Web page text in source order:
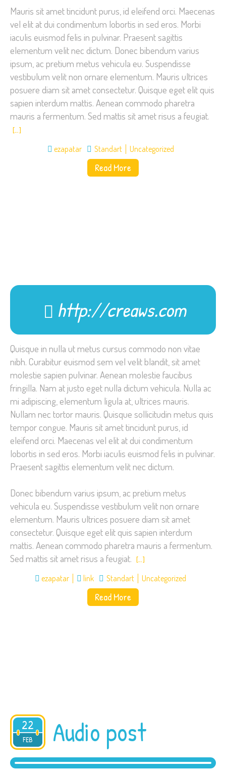
Mauris sit amet tincidunt purus, id eleifend orci. Maecenas
vel elit at dui condimentum lobortis in sed eros. Morbi
iaculis euismod felis in pulvinar. Praesent sagittis
elementum velit nec dictum. Donec bibendum varius
ipsum, ac pretium metus vehicula eu. Suspendisse
vestibulum velit non ornare elementum. Mauris ultrices
posuere diam sit amet consectetur. Quisque eget elit quis
sapien interdum mattis. Aenean commodo pharetra
mauris a fermentum. Sed mattis sit amet risus a feugiat.
[…]
ezapatar Standart Uncategorized
Read More
http://creaws.com
Quisque in nulla ut metus cursus commodo non vitae
nibh. Curabitur euismod sem vel velit blandit, sit amet
molestie sapien pulvinar. Aenean molestie faucibus
fringilla. Nam at justo eget nulla dictum vehicula. Nulla ac
mi adipiscing, elementum ligula at, ultrices mauris.
Nullam nec tortor mauris. Quisque sollicitudin metus quis
tempor congue. Mauris sit amet tincidunt purus, id
eleifend orci. Maecenas vel elit at dui condimentum
lobortis in sed eros. Morbi iaculis euismod felis in pulvinar.
Praesent sagittis elementum velit nec dictum.
Donec bibendum varius ipsum, ac pretium metus
vehicula eu. Suspendisse vestibulum velit non ornare
elementum. Mauris ultrices posuere diam sit amet
consectetur. Quisque eget elit quis sapien interdum
mattis. Aenean commodo pharetra mauris a fermentum.
Sed mattis sit amet risus a feugiat. […]
ezapatar link Standart Uncategorized
Read More
22
FEB
2015 Audio post